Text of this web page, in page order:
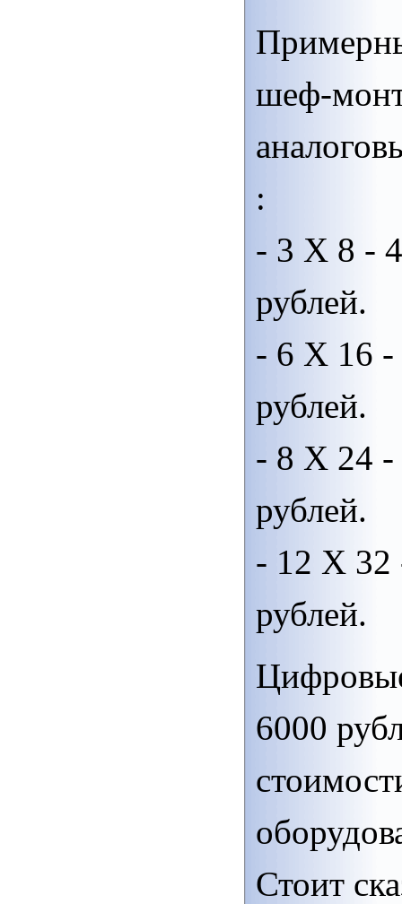
шеф-
:
- 3 Х 8 -
рублей.
- 6 Х 16 -
рублей.
- 8 Х 24 -
рублей.
- 12 Х 32
рублей.
6000
Стоит